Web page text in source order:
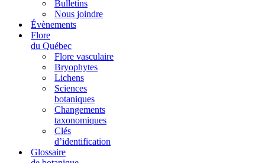
Bulletins
Nous joindre
Évènements
Flore
du Québec
Flore vasculaire
Bryophytes
Lichens
Sciences
botaniques
Changements
taxonomiques
Clés
d’identification
Glossaire